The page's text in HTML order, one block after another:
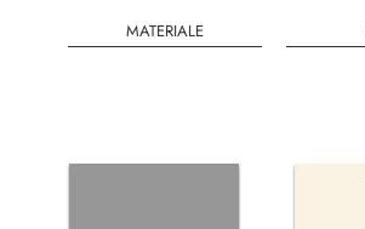
MATERIALE